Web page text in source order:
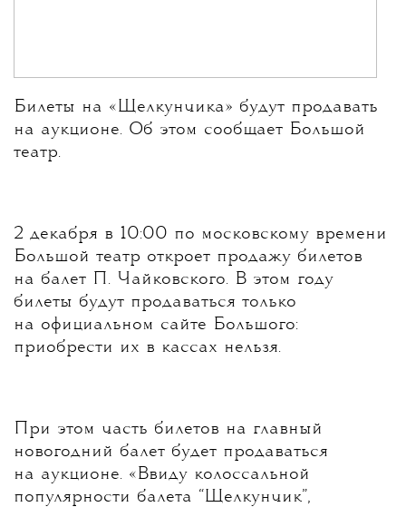
Билеты на «Щелкунчика» будут продавать
на аукционе. Об этом сообщает Большой
театр.
2 декабря в 10:00 по московскому времени
Большой театр откроет продажу билетов
на балет П. Чайковского. В этом году
билеты будут продаваться только
на официальном сайте Большого:
приобрести их в кассах нельзя.
При этом часть билетов на главный
новогодний балет будет продаваться
на аукционе. «Ввиду колоссальной
популярности балета “Щелкунчик”,